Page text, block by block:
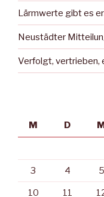
Lärmwerte gibt es
Neustädter
Verfolgt, vertrieben,
M
D
3 4 5
10 11